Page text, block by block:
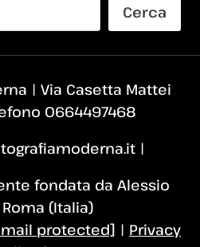
Cerca
| Via Casetta Mattei
0664497468
|
fondata da Alessio
Roma (Italia)
protected] | Privacy